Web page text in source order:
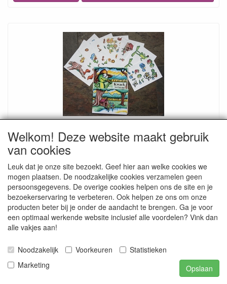
Welkom! Deze website maakt gebruik
van cookies
Leuk dat je onze site bezoekt. Geef hier aan welke cookies we
mogen plaatsen. De noodzakelijke cookies verzamelen geen
persoonsgegevens. De overige cookies helpen ons de site en je
bezoekerservaring te verbeteren. Ook helpen ze ons om onze
producten beter bij je onder de aandacht te brengen. Ga je voor
een optimaal werkende website inclusief alle voordelen? Vink dan
alle vakjes aan!
Noodzakelijk Voorkeuren
Statistieken
Marketing
Opslaan
Kwack lost het op
Leuk boekje met een verhaal en 8 A 5 knipvellen die in het
boekje worden Gebr.